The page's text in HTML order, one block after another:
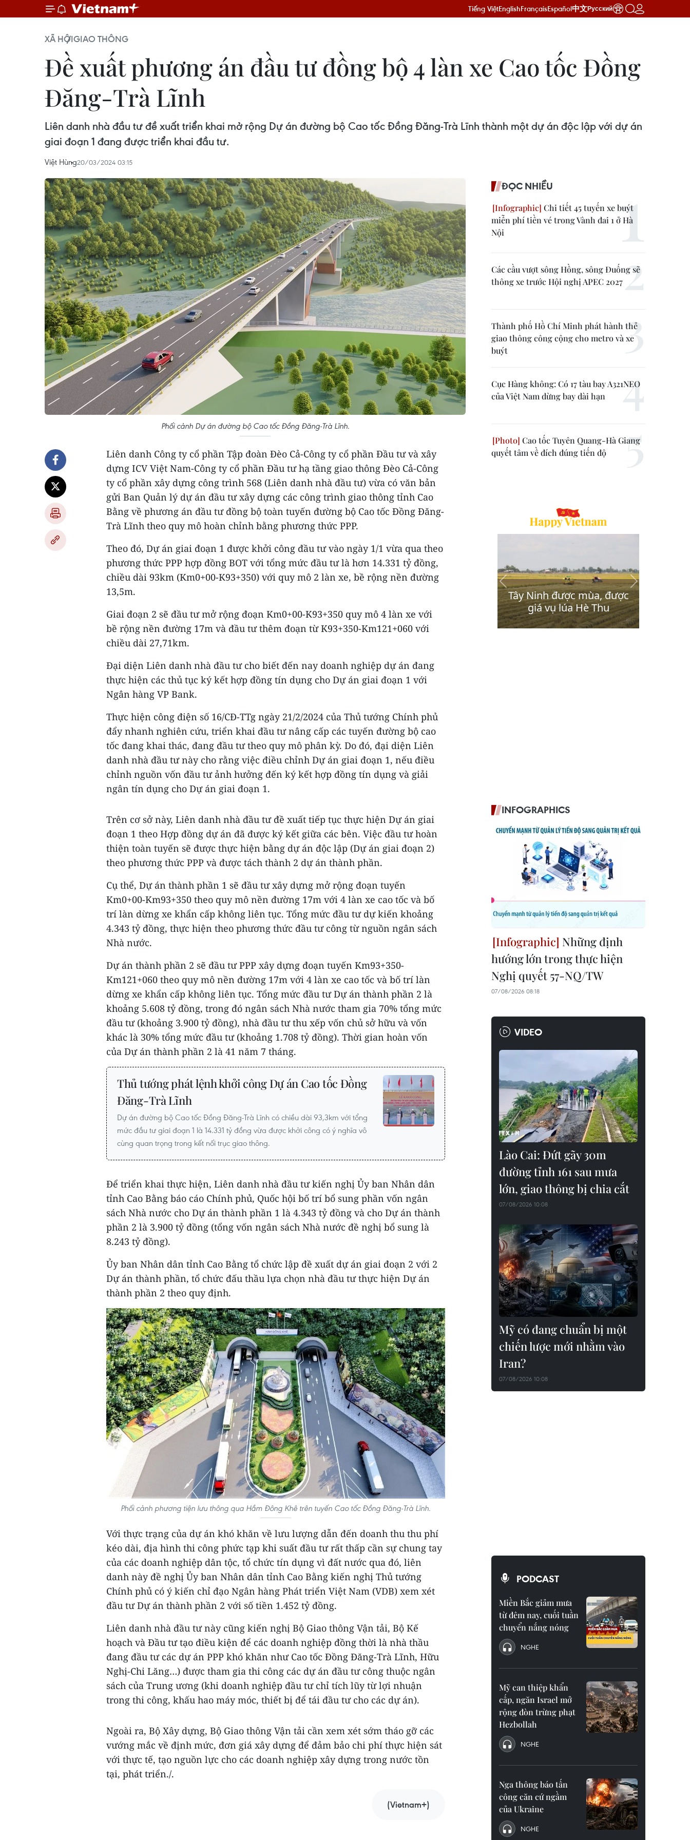
Tiếng ViệtEnglishFrançaisEspañol中文Русский
XÃ HỘIGIAO THÔNG
Đề xuất phương án đầu tư đồng bộ 4 làn xe Cao tốc Đồng
Đăng-Trà Lĩnh
Liên danh nhà đầu tư đề xuất triển khai mở rộng Dự án đường bộ Cao tốc Đồng Đăng-Trà Lĩnh thành một dự án độc lập với dự án
giai đoạn 1 đang được triển khai đầu tư.
Việt Hùng20/03/2024 03:15
Phối cảnh Dự án đường bộ Cao tốc Đồng Đăng-Trà Lĩnh.
Liên danh Công ty cổ phần Tập đoàn Đèo Cả-Công ty cổ phần Đầu tư và xây
dựng ICV Việt Nam-Công ty cổ phần Đầu tư hạ tầng giao thông Đèo Cả-Công
ty cổ phần xây dựng công trình 568 (Liên danh nhà đầu tư) vừa có văn bản
gửi Ban Quản lý dự án đầu tư xây dựng các công trình giao thông tỉnh Cao
Bằng về phương án đầu tư đồng bộ toàn tuyến đường bộ Cao tốc Đồng Đăng-
Trà Lĩnh theo quy mô hoàn chỉnh bằng phương thức PPP.
Theo đó, Dự án giai đoạn 1 được khởi công đầu tư vào ngày 1/1 vừa qua theo
phương thức PPP hợp đồng BOT với tổng mức đầu tư là hơn 14.331 tỷ đồng,
chiều dài 93km (Km0+00-K93+350) với quy mô 2 làn xe, bề rộng nền đường
13,5m.
Giai đoạn 2 sẽ đầu tư mở rộng đoạn Km0+00-K93+350 quy mô 4 làn xe với
bề rộng nền đường 17m và đầu tư thêm đoạn từ K93+350-Km121+060 với
chiều dài 27,71km.
Đại diện Liên danh nhà đầu tư cho biết đến nay doanh nghiệp dự án đang
thực hiện các thủ tục ký kết hợp đồng tín dụng cho Dự án giai đoạn 1 với
Ngân hàng VP Bank.
Thực hiện công điện số 16/CĐ-TTg ngày 21/2/2024 của Thủ tướng Chính phủ
đẩy nhanh nghiên cứu, triển khai đầu tư nâng cấp các tuyến đường bộ cao
tốc đang khai thác, đang đầu tư theo quy mô phân kỳ. Do đó, đại diện Liên
danh nhà đầu tư này cho rằng việc điều chỉnh Dự án giai đoạn 1, nếu điều
chỉnh nguồn vốn đầu tư ảnh hưởng đến ký kết hợp đồng tín dụng và giải
ngân tín dụng cho Dự án giai đoạn 1.
Trên cơ sở này, Liên danh nhà đầu tư đề xuất tiếp tục thực hiện Dự án giai
đoạn 1 theo Hợp đồng dự án đã được ký kết giữa các bên. Việc đầu tư hoàn
thiện toàn tuyến sẽ được thực hiện bằng dự án độc lập (Dự án giai đoạn 2)
theo phương thức PPP và được tách thành 2 dự án thành phần.
Cụ thể, Dự án thành phần 1 sẽ đầu tư xây dựng mở rộng đoạn tuyến
Km0+00-Km93+350 theo quy mô nền đường 17m với 4 làn xe cao tốc và bố
trí làn dừng xe khẩn cấp không liên tục. Tổng mức đầu tư dự kiến khoảng
4.343 tỷ đồng, thực hiện theo phương thức đầu tư công từ nguồn ngân sách
Nhà nước.
Dự án thành phần 2 sẽ đầu tư PPP xây dựng đoạn tuyến Km93+350-
Km121+060 theo quy mô nền đường 17m với 4 làn xe cao tốc và bố trí làn
dừng xe khẩn cấp không liên tục. Tổng mức đầu tư Dự án thành phần 2 là
khoảng 5.608 tỷ đồng, trong đó ngân sách Nhà nước tham gia 70% tổng mức
đầu tư (khoảng 3.900 tỷ đồng), nhà đầu tư thu xếp vốn chủ sở hữu và vốn
khác là 30% tổng mức đầu tư (khoảng 1.708 tỷ đồng). Thời gian hoàn vốn
của Dự án thành phần 2 là 41 năm 7 tháng.
Thủ tướng phát lệnh khởi công Dự án Cao tốc Đồng
Đăng-Trà Lĩnh
Dự án đường bộ Cao tốc Đồng Đăng-Trà Lĩnh có chiều dài 93,3km với tổng
mức đầu tư giai đoạn 1 là 14.331 tỷ đồng vừa được khởi công có ý nghĩa vô
cùng quan trọng trong kết nối trục giao thông.
Để triển khai thực hiện, Liên danh nhà đầu tư kiến nghị Ủy ban Nhân dân
tỉnh Cao Bằng báo cáo Chính phủ, Quốc hội bố trí bổ sung phần vốn ngân
sách Nhà nước cho Dự án thành phần 1 là 4.343 tỷ đồng và cho Dự án thành
phần 2 là 3.900 tỷ đồng (tổng vốn ngân sách Nhà nước đề nghị bổ sung là
8.243 tỷ đồng).
Ủy ban Nhân dân tỉnh Cao Bằng tổ chức lập đề xuất dự án giai đoạn 2 với 2
Dự án thành phần, tổ chức đấu thầu lựa chọn nhà đầu tư thực hiện Dự án
thành phần 2 theo quy định.
Phối cảnh phương tiện lưu thông qua Hầm Đông Khê trên tuyến Cao tốc Đồng Đăng-Trà Lĩnh.
Với thực trạng của dự án khó khăn về lưu lượng dẫn đến doanh thu thu phí
kéo dài, địa hình thi công phức tạp khi suất đầu tư rất thấp cần sự chung tay
của các doanh nghiệp dân tộc, tổ chức tín dụng vì đất nước qua đó, liên
danh này đề nghị Ủy ban Nhân dân tỉnh Cao Bằng kiến nghị Thủ tướng
Chính phủ có ý kiến chỉ đạo Ngân hàng Phát triển Việt Nam (VDB) xem xét
đầu tư Dự án thành phần 2 với số tiền 1.452 tỷ đồng.
Liên danh nhà đầu tư này cũng kiến nghị Bộ Giao thông Vận tải, Bộ Kế
hoạch và Đầu tư tạo điều kiện để các doanh nghiệp đồng thời là nhà thầu
đang đầu tư các dự án PPP khó khăn như Cao tốc Đồng Đăng-Trà Lĩnh, Hữu
Nghị-Chi Lăng…) được tham gia thi công các dự án đầu tư công thuộc ngân
sách của Trung ương (khi doanh nghiệp đầu tư chỉ tích lũy từ lợi nhuận
trong thi công, khấu hao máy móc, thiết bị để tái đầu tư cho các dự án).
Ngoài ra, Bộ Xây dựng, Bộ Giao thông Vận tải cần xem xét sớm tháo gỡ các
vướng mắc về định mức, đơn giá xây dựng để đảm bảo chi phí thực hiện sát
với thực tế, tạo nguồn lực cho các doanh nghiệp xây dựng trong nước tồn
tại, phát triển./.
(Vietnam+)
ĐỌC NHIỀU
Chi tiết 45 tuyến xe buýt
miễn phí tiền vé trong Vành đai 1 ở Hà
Nội
Các cầu vượt sông Hồng, sông Đuống sẽ
thông xe trước Hội nghị APEC 2027
Thành phố Hồ Chí Minh phát hành thẻ
giao thông công cộng cho metro và xe
buýt
Cục Hàng không: Có 17 tàu bay A321NEO
của Việt Nam dừng bay dài hạn
Cao tốc Tuyên Quang-Hà Giang
quyết tâm về đích đúng tiến độ
INFOGRAPHICS
Những định
hướng lớn trong thực hiện
Nghị quyết 57-NQ/TW
07/08/2026 08:18
VIDEO
Lào Cai: Đứt gãy 30m
đường tỉnh 161 sau mưa
lớn, giao thông bị chia cắt
07/08/2026 10:08
Mỹ có đang chuẩn bị một
chiến lược mới nhằm vào
Iran?
07/08/2026 10:08
PODCAST
Miền Bắc giảm mưa
từ đêm nay, cuối tuần
chuyển nắng nóng
NGHE
Mỹ can thiệp khẩn
cấp, ngăn Israel mở
rộng đòn trừng phạt
Hezbollah
NGHE
Nga thông báo tấn
công căn cứ ngầm
của Ukraine
NGHE